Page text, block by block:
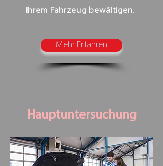
Ihrem Fahrzeug bewältigen.
Mehr Erfahren
Hauptuntersuchung